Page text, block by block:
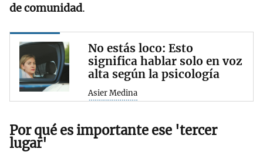
de comunidad.
No estás loco: Esto
significa hablar solo en voz
alta según la psicología
Asier Medina
Por qué es importante ese 'tercer
lugar'